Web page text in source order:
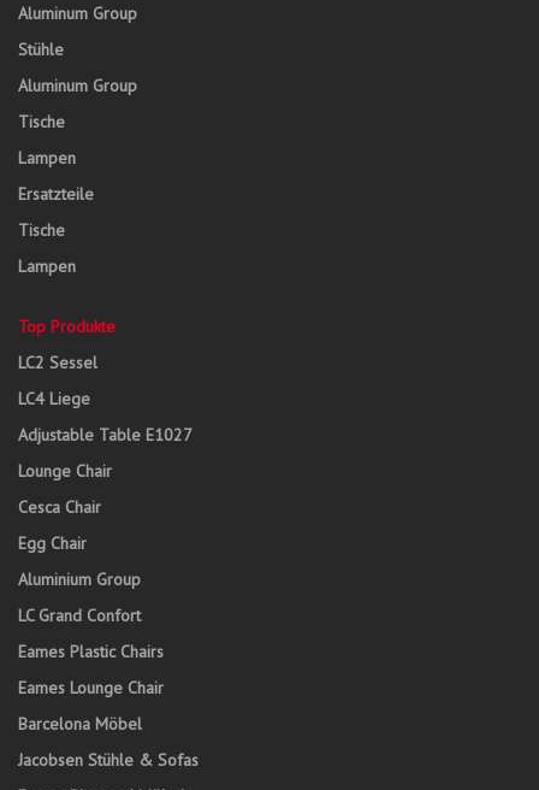
Aluminum Group
Stühle
Aluminum Group
Tische
Lampen
Ersatzteile
Tische
Lampen
Top Produkte
LC2 Sessel
LC4 Liege
Adjustable Table E1027
Lounge Chair
Cesca Chair
Egg Chair
Aluminium Group
LC Grand Confort
Eames Plastic Chairs
Eames Lounge Chair
Barcelona Möbel
Jacobsen Stühle & Sofas